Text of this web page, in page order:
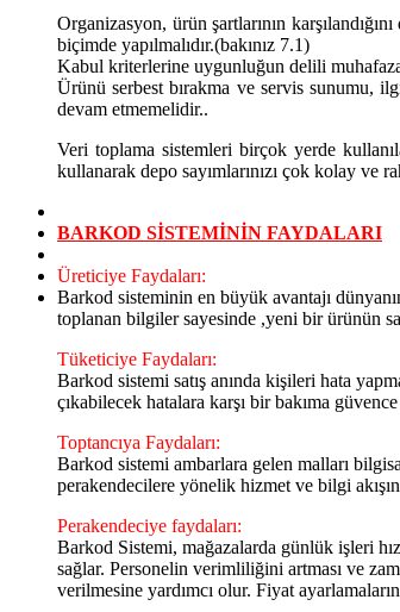
Organizasyon, ürün şartlarının
biçimde yapılmalıdır.(bakınız 7.1)
Kabul kriterlerine uygunluğun delili
Ürünü serbest bırakma ve servis sunumu,
devam etmemelidir..
Veri toplama sistemleri birçok yerde
kullanarak depo sayımlarınızı çok kolay ve
BARKOD SİSTEMİNİN FAYDALARI
Üreticiye Faydaları:
Barkod sisteminin en büyük avantajı
toplanan bilgiler sayesinde ,yeni bir ürünün
Tüketiciye Faydaları:
Barkod sistemi satış anında kişileri hata
çıkabilecek hatalara karşı bir bakıma
Toptancıya Faydaları:
Barkod sistemi ambarlara gelen malları
perakendecilere yönelik hizmet ve bilgi
Perakendeciye faydaları:
Barkod Sistemi, mağazalarda günlük işleri
sağlar. Personelin verimliliğini artması ve
verilmesine yardımcı olur. Fiyat